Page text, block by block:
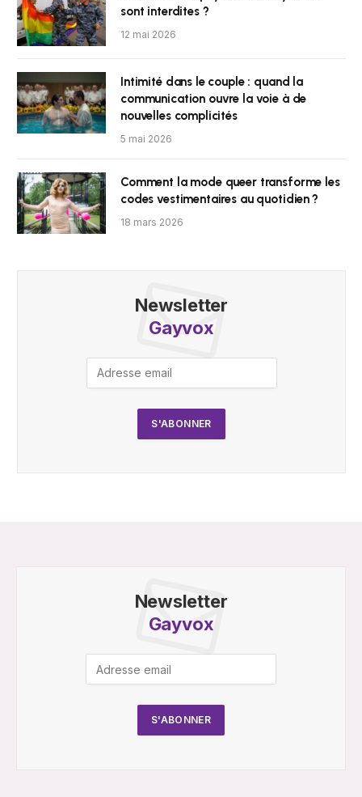
sont interdites ?
12 mai 2026
Intimité dans le couple : quand la
communication ouvre la voie à de
nouvelles complicités
5 mai 2026
Comment la mode queer transforme les
codes vestimentaires au quotidien ?
18 mars 2026
Newsletter
Gayvox
Newsletter
Gayvox